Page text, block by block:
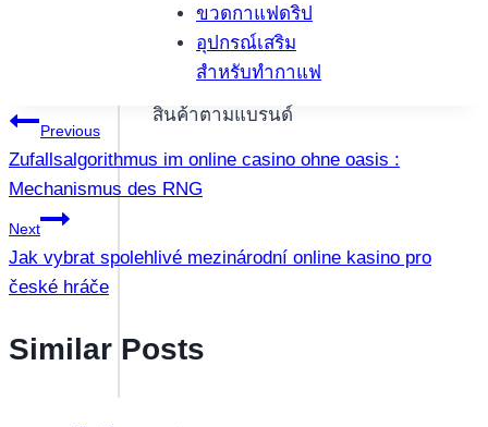
ขวดกาแฟดริป
อุปกรณ์เสริม
สำหรับทำกาแฟ
สินค้าตามแบรนด์
แนะแนว
เรื่อง
Previous
Zufallsalgorithmus im online casino ohne oasis :
Mechanismus des RNG
Next
Jak vybrat spolehlivé mezinárodní online kasino pro
české hráče
Similar Posts